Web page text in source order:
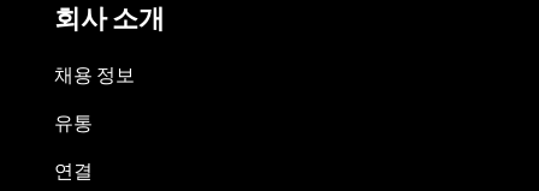
회사 소개
채용 정보
유통
연결